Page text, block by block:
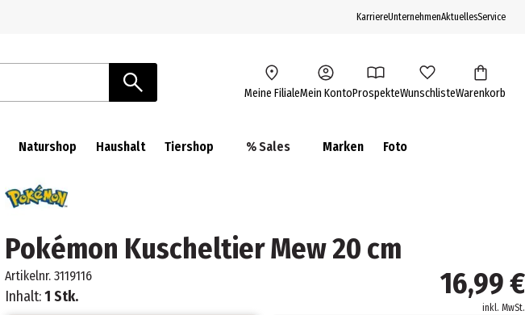
KarriereUnternehmenAktuellesService
Meine FilialeMein KontoProspekteWunschlisteWarenkorb
Naturshop Haushalt Tiershop % Sales Marken Foto
Pokémon Kuscheltier Mew 20 cm
Artikelnr. 3119116
Inhalt:1 Stk. 16,99 €
inkl. MwSt.